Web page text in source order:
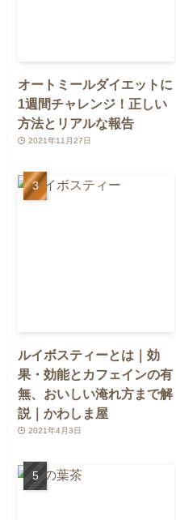
オートミールダイエットに
1週間チャレンジ！正しい
方法とリアルな報告
2021年11月27日
ルイボスティーとは｜効
果・効能とカフェインの有
無、おいしい淹れ方まで解
説｜かわしま屋
2021年4月3日